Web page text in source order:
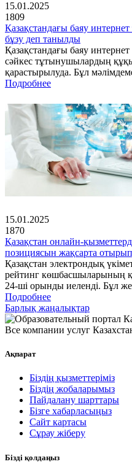
15.01.2025
1809
Қазақстандағы баяу
бұзу деп танылды
Қазақстандағы баяу
сәйкес тұтынушылардың
қарастырылуда. Бұл
Подробнее
15.01.2025
1870
Қазақстан онлайн-
позициясын жақсарта
Қазақстан электрондық
рейтинг көшбасшыларының
24-ші орынды иеленді. Бұл
Подробнее
Барлық жаңалықтар
Все компании услуг
Ақпарат
Біздің қызметтеріміз
Біздің жобаларымыз
Пайдалану шарттары
Бізге хабарласыңыз
Сайт картасы
Сұрау жіберу
Бізді қолдаңыз